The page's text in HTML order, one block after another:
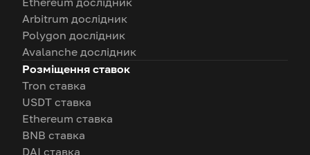
Arbitrum дослідник
Polygon дослідник
Avalanche дослідник
Розміщення ставок
Tron ставка
USDT ставка
Ethereum ставка
BNB ставка
DAI ставка